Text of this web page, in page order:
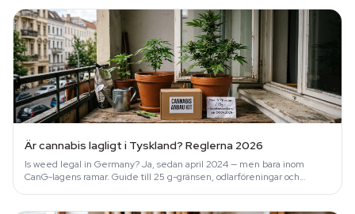
Är cannabis lagligt i Tyskland? Reglerna 2026
Is weed legal in Germany? Ja, sedan april 2024 — men bara inom
CanG-lagens ramar. Guide till 25 g-gränsen, odlarföreningar och